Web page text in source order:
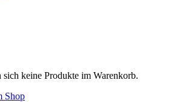
sich keine Produkte im Warenkorb.
Shop